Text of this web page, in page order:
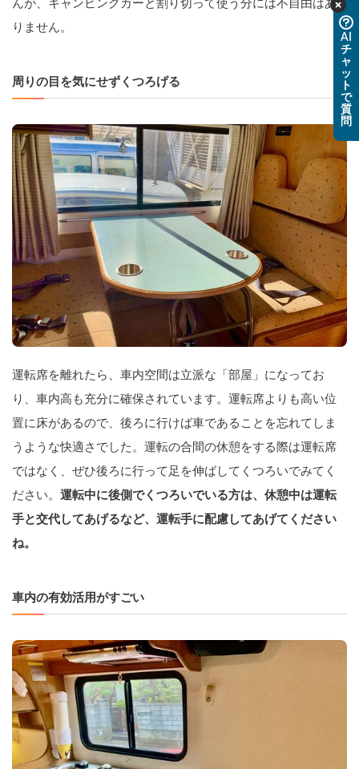
んが、キャンピングカーと割り切って使う分には不自由はあ
りません。
周りの目を気にせずくつろげる
運転席を離れたら、車内空間は立派な「部屋」になってお
り、車内高も充分に確保されています。運転席よりも高い位
置に床があるので、後ろに行けば車であることを忘れてしま
うような快適さでした。運転の合間の休憩をする際は運転席
ではなく、ぜひ後ろに行って足を伸ばしてくつろいでみてく
ださい。 運転中に後側でくつろいでいる方は、休憩中は運転
手と交代してあげるなど、運転手に配慮してあげてください
ね。
車内の有効活用がすごい
AI
チ
ャ
ッ
ト
で
質
問